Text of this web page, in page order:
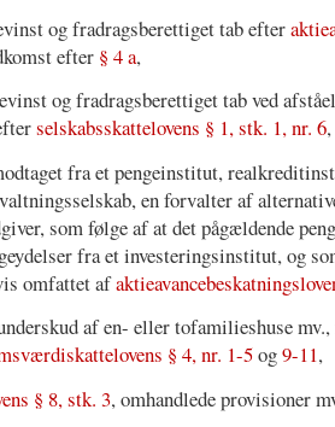
og fradragsberettiget tab efter
efter § 4 a,
og fradragsberettiget tab ved
selskabsskattelovens § 1, stk. 1, nr. 6
fra et pengeinstitut,
en forvalter af
som følge af at det pågældende
fra et investeringsinstitut, og
omfattet af
af en- eller tofamilieshuse
§ 4, nr. 1-5og9-11,
§ 8, stk. 3, omhandlede provisioner